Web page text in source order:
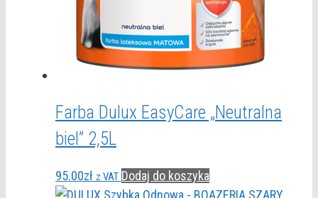
Farba Dulux EasyCare „Neutralna
biel” 2,5L
95.00zł z VAT Dodaj do koszyka